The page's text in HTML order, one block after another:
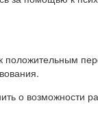
о возможности